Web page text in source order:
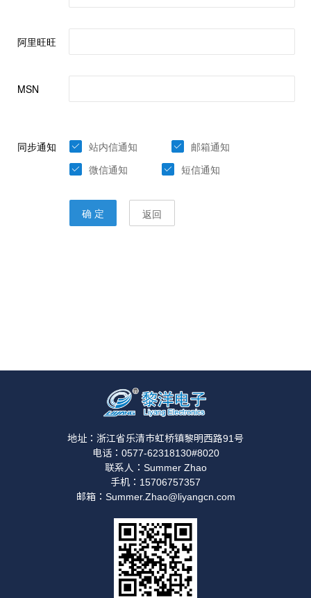
地址：浙江省乐清市虹桥镇黎明西路91号
电话：0577-62318130#8020
联系人：Summer Zhao
手机：15706757357
邮箱：Summer.Zhao@liyangcn.com